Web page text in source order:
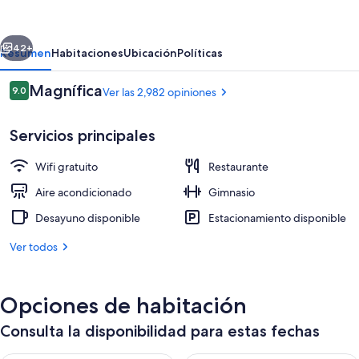
Entrada de la propiedad
Siguiente
42+
ResumenHabitacionesUbicaciónPolíticas
Opiniones
9.09.0 de 10,
MagníficaVer las 2,982 opiniones
Servicios principales
Wifi gratuito
Restaurante
Aire acondicionado
Gimnasio
Desayuno disponible
Estacionamiento disponible
Ver todos
Opciones de habitación
Consulta la disponibilidad para estas fechas